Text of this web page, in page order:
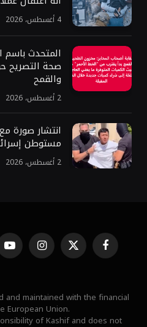
4 أغسطس، 2026
المتحدث
صحة التصريح
والقمح
2 أغسطس، 2026
انتشار صورة
مستوطن
2 أغسطس، 2026
فيسبوك X
(Twitter)
الانستغرام
and maintained with the financial
European Union.
of Kashif and does not